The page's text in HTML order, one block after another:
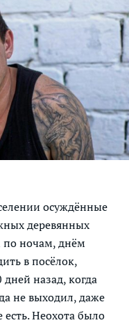
осуждённые
деревянных
по ночам, днём
в посёлок,
назад, когда
не выходил, даже
Неохота было